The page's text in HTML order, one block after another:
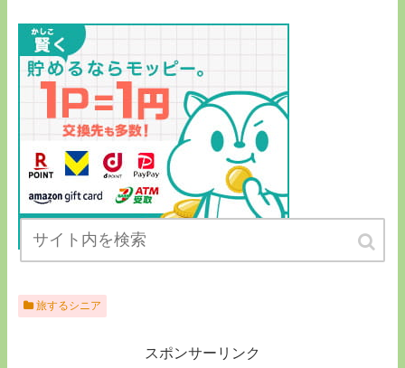
旅するシニア
スポンサーリンク